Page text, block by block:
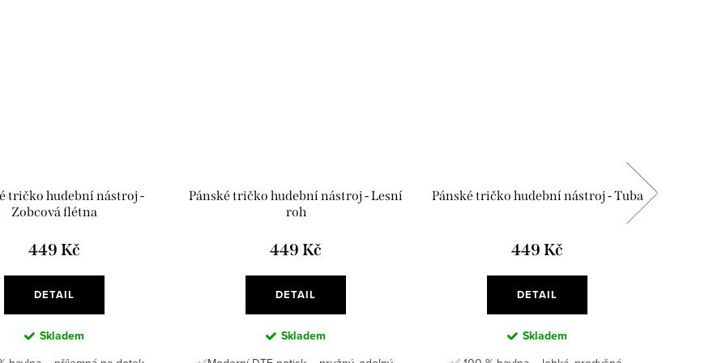
tričko hudební nástroj -
Zobcová flétna
449 Kč
DETAIL
Skladem
Pánské tričko hudební nástroj - Lesní
roh
449 Kč
DETAIL
Skladem
Pánské tričko hudební nástroj - Tuba
449 Kč
DETAIL
Skladem